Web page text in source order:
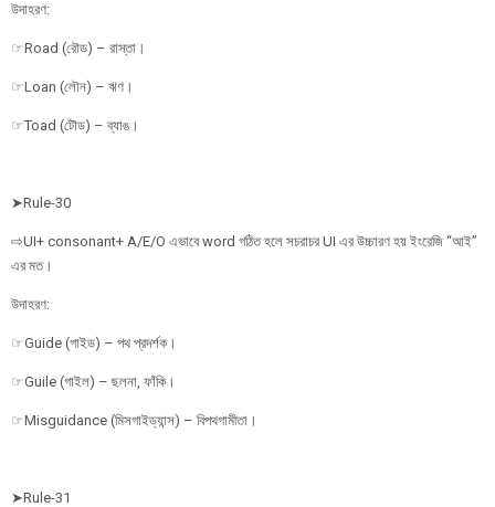
উদাহরণ:
☞Road (রৌড) – রাস্তা।
☞Loan (লৌন) – ঋণ।
☞Toad (টৌড) – ব্যাঙ।
➤Rule-30
⇨UI+ consonant+ A/E/O এভাবে word গঠিত হলে সচরাচর UI এর উচ্চারণ হয় ইংরেজি “আই”
এর মত।
উদাহরণ:
☞Guide (গাইড) – পথ প্রদর্শক।
☞Guile (গাইল) – ছলনা, ফাঁকি।
☞Misguidance (মিসগাইড্যান্স) – বিপথগামীতা।
➤Rule-31